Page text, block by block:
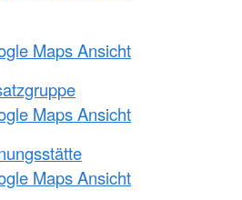
Maps Ansicht
Maps Ansicht
Maps Ansicht